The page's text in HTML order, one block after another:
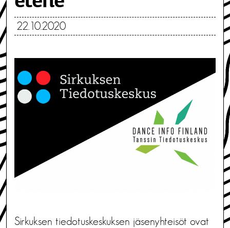
22.10.2020
Sirkuksen tiedotuskeskuksen jäsenyhteisöt ovat